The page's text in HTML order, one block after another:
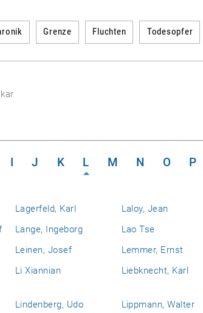
Grenze Fluchten Todesopfer
I J K L M N O
P
Lagerfeld, Karl
Laloy, Jean
Lange, Ingeborg
Lao Tse
Leinen, Josef
Lemmer, Ernst
Li Xiannian Liebknecht, Karl
Lindenberg, Udo
Lippmann, Walter